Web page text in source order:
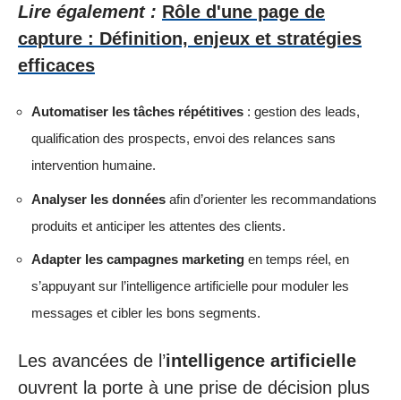
Lire également : Rôle d'une page de
capture : Définition, enjeux et stratégies
efficaces
Automatiser les tâches répétitives : gestion des leads,
qualification des prospects, envoi des relances sans
intervention humaine.
Analyser les données afin d’orienter les recommandations
produits et anticiper les attentes des clients.
Adapter les campagnes marketing en temps réel, en
s’appuyant sur l’intelligence artificielle pour moduler les
messages et cibler les bons segments.
Les avancées de l’intelligence artificielle
ouvrent la porte à une prise de décision plus